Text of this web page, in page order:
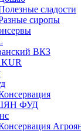
сладости
сиропы
ВКЗ
ФУД